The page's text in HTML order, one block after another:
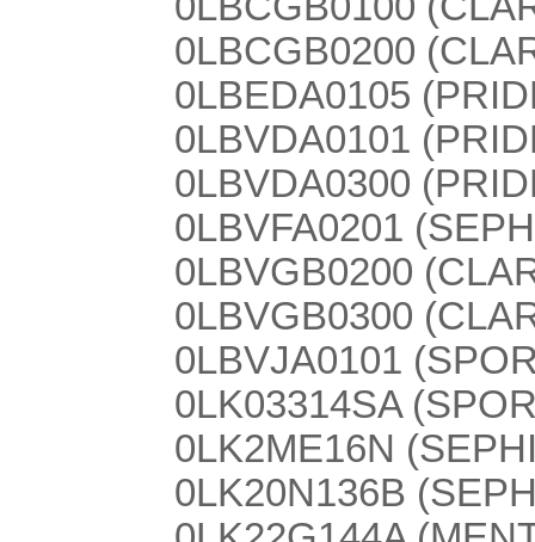
0LBCGB0200
0LBEDA0105
0LBVDA0101
0LBVDA0300
0LBVFA0201
0LBVGB0200
0LBVGB0300
0LBVJA0101
0LK03314SA
0LK2ME16N
0LK20N136B